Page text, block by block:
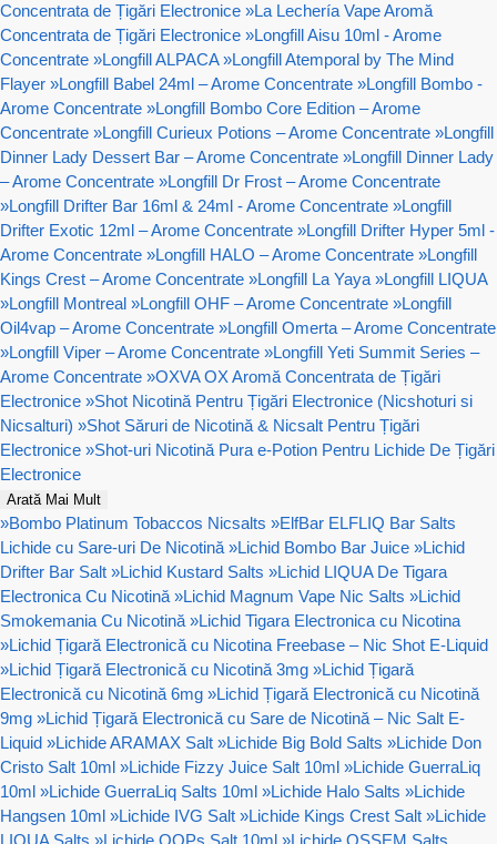
Concentrata de Țigări Electronice »La Lechería Vape Aromă
Concentrata de Țigări Electronice »Longfill Aisu 10ml - Arome
Concentrate »Longfill ALPACA »Longfill Atemporal by The Mind
Flayer »Longfill Babel 24ml – Arome Concentrate »Longfill Bombo -
Arome Concentrate »Longfill Bombo Core Edition – Arome
Concentrate »Longfill Curieux Potions – Arome Concentrate »Longfill
Dinner Lady Dessert Bar – Arome Concentrate »Longfill Dinner Lady
– Arome Concentrate »Longfill Dr Frost – Arome Concentrate
»Longfill Drifter Bar 16ml & 24ml - Arome Concentrate »Longfill
Drifter Exotic 12ml – Arome Concentrate »Longfill Drifter Hyper 5ml -
Arome Concentrate »Longfill HALO – Arome Concentrate »Longfill
Kings Crest – Arome Concentrate »Longfill La Yaya »Longfill LIQUA
»Longfill Montreal »Longfill OHF – Arome Concentrate »Longfill
Oil4vap – Arome Concentrate »Longfill Omerta – Arome Concentrate
»Longfill Viper – Arome Concentrate »Longfill Yeti Summit Series –
Arome Concentrate »OXVA OX Aromă Concentrata de Țigări
Electronice »Shot Nicotină Pentru Țigări Electronice (Nicshoturi si
Nicsalturi) »Shot Săruri de Nicotină & Nicsalt Pentru Țigări
Electronice »Shot-uri Nicotină Pura e-Potion Pentru Lichide De Țigări
Electronice
Arată Mai Mult
»Bombo Platinum Tobaccos Nicsalts »ElfBar ELFLIQ Bar Salts
Lichide cu Sare-uri De Nicotină »Lichid Bombo Bar Juice »Lichid
Drifter Bar Salt »Lichid Kustard Salts »Lichid LIQUA De Tigara
Electronica Cu Nicotină »Lichid Magnum Vape Nic Salts »Lichid
Smokemania Cu Nicotină »Lichid Tigara Electronica cu Nicotina
»Lichid Țigară Electronică cu Nicotina Freebase – Nic Shot E-Liquid
»Lichid Țigară Electronică cu Nicotină 3mg »Lichid Țigară
Electronică cu Nicotină 6mg »Lichid Țigară Electronică cu Nicotină
9mg »Lichid Țigară Electronică cu Sare de Nicotină – Nic Salt E-
Liquid »Lichide ARAMAX Salt »Lichide Big Bold Salts »Lichide Don
Cristo Salt 10ml »Lichide Fizzy Juice Salt 10ml »Lichide GuerraLiq
10ml »Lichide GuerraLiq Salts 10ml »Lichide Halo Salts »Lichide
Hangsen 10ml »Lichide IVG Salt »Lichide Kings Crest Salt »Lichide